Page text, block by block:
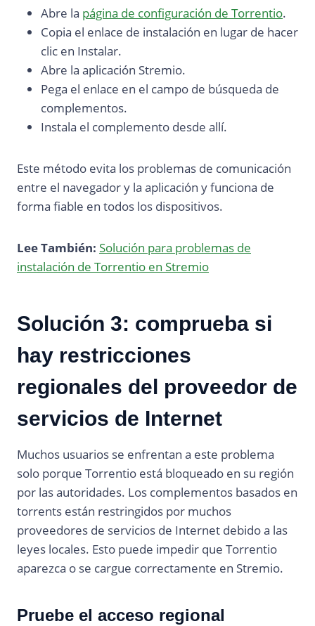
Abre la página de configuración de Torrentio.
Copia el enlace de instalación en lugar de hacer
clic en Instalar.
Abre la aplicación Stremio.
Pega el enlace en el campo de búsqueda de
complementos.
Instala el complemento desde allí.
Este método evita los problemas de comunicación
entre el navegador y la aplicación y funciona de
forma fiable en todos los dispositivos.
Lee También: Solución para problemas de
instalación de Torrentio en Stremio
Solución 3: comprueba si
hay restricciones
regionales del proveedor de
servicios de Internet
Muchos usuarios se enfrentan a este problema
solo porque Torrentio está bloqueado en su región
por las autoridades. Los complementos basados en
torrents están restringidos por muchos
proveedores de servicios de Internet debido a las
leyes locales. Esto puede impedir que Torrentio
aparezca o se cargue correctamente en Stremio.
Pruebe el acceso regional